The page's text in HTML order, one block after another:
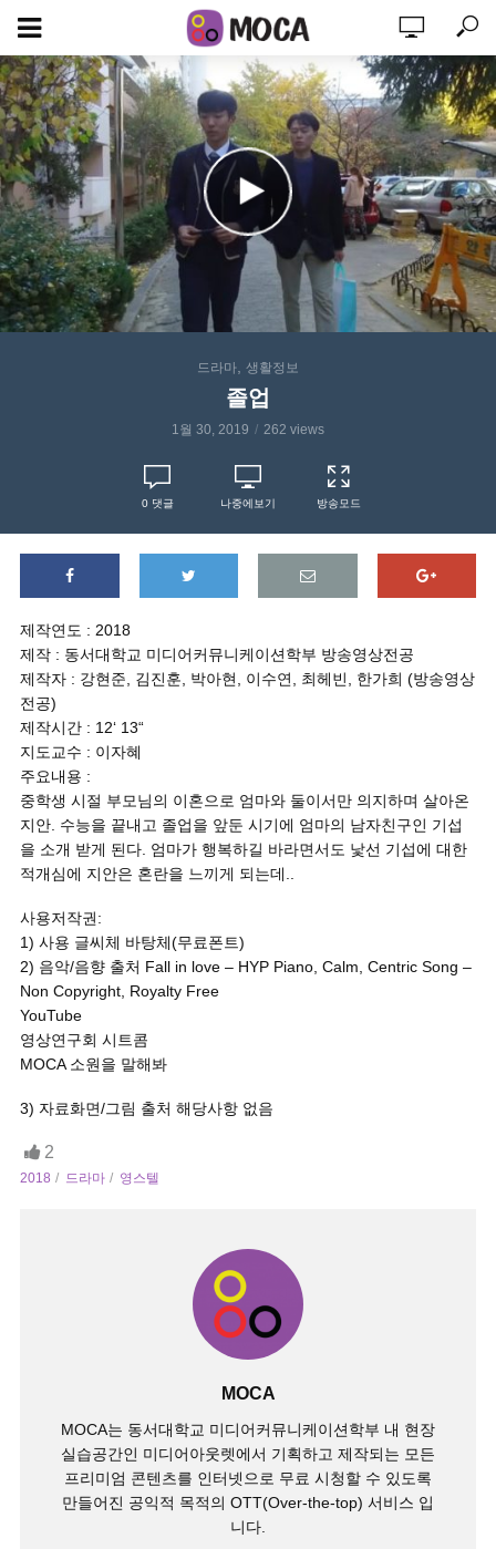
드라마 생활정보
졸업
1월 30, 2019 262 views
0댓글 나중에보기 방송모드
제작연도 : 2018
제작 : 동서대학교 미디어커뮤니케이션학부 방송영상전공
제작자 : 강현준, 김진훈, 박아현, 이수연, 최헤빈, 한가희 (방송영상
전공)
제작시간 : 12‘ 13“
지도교수 : 이자혜
주요내용 :
중학생 시절 부모님의 이혼으로 엄마와 둘이서만 의지하며 살아온
지안. 수능을 끝내고 졸업을 앞둔 시기에 엄마의 남자친구인 기섭
을 소개 받게 된다. 엄마가 행복하길 바라면서도 낯선 기섭에 대한
적개심에 지안은 혼란을 느끼게 되는데..
사용저작권:
1) 사용 글씨체 바탕체(무료폰트)
2) 음악/음향 출처 Fall in love – HYP Piano, Calm, Centric Song –
Non Copyright, Royalty Free
YouTube
영상연구회 시트콤
MOCA 소원을 말해봐
3) 자료화면/그림 출처 해당사항 없음
2
2018 드라마 영스텔
MOCA
MOCA는 동서대학교 미디어커뮤니케이션학부 내 현장
실습공간인 미디어아웃렛에서 기획하고 제작되는 모든
프리미엄 콘텐츠를 인터넷으로 무료 시청할 수 있도록
만들어진 공익적 목적의 OTT(Over-the-top) 서비스 입
니다.